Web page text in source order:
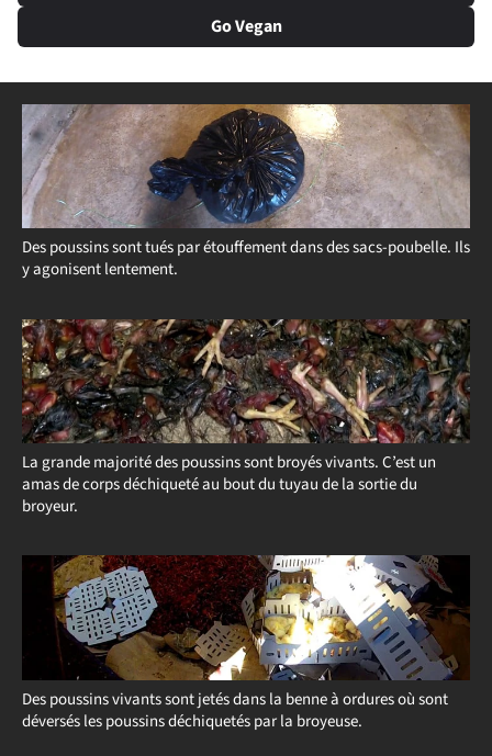
Go Vegan
Des poussins sont tués par étouffement dans des sacs-poubelle. Ils
y agonisent lentement.
La grande majorité des poussins sont broyés vivants. C’est un
amas de corps déchiqueté au bout du tuyau de la sortie du
broyeur.
Des poussins vivants sont jetés dans la benne à ordures où sont
déversés les poussins déchiquetés par la broyeuse.